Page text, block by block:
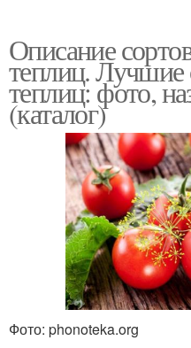
Описание
теплиц. Лучшие
теплиц: фото,
(каталог)
Фото: phonoteka.org